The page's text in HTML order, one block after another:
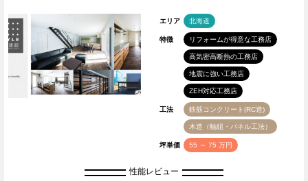
エリア 北海道
特徴 リフォームが得意な工務店
高気密高断熱の工務店
地震に強い工務店
ZEH対応工務店
工法 鉄筋コンクリート(RC造)
木造（軸組・パネル工法）
坪単価 55 ～ 75 万円
性能レビュー